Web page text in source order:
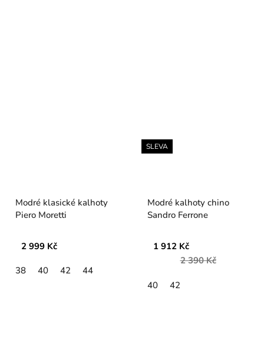
Modré klasické kalhoty
Piero Moretti
2 999 Kč
38 40 42 44
SLEVA
Modré kalhoty chino
Sandro Ferrone
1 912 Kč
2 390 Kč
40 42